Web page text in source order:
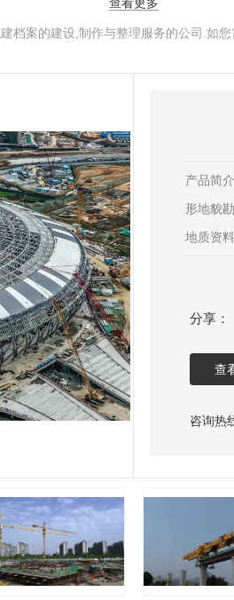
档案的建设,制作与整理服务的公司.如
产品简
形地貌
地质资
分享：
查
咨询热